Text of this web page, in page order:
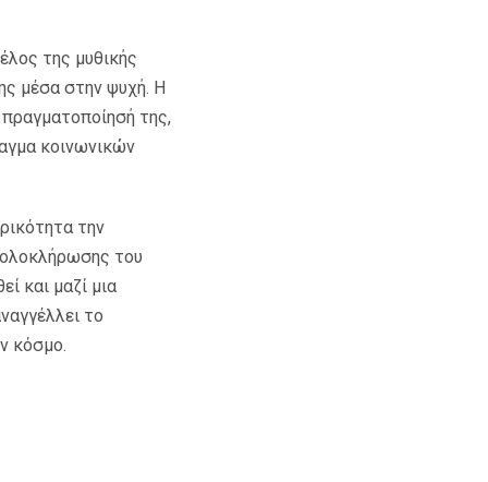
της μυθικής
μέσα στην ψυχή. Η
της,
κοινωνικών
την
του
και μαζί μια
το
κόσμο.